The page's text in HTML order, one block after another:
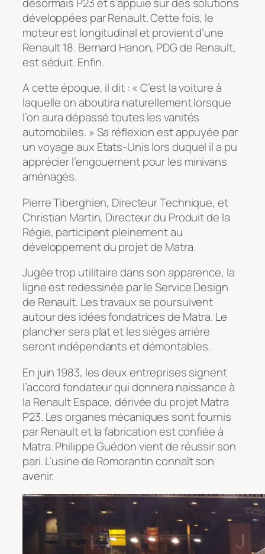
développées par Renault. Cette fois, le
moteur est longitudinal et provient d’une
Renault 18. Bernard Hanon, PDG de Renault,
est séduit. Enfin.
A cette époque, il dit : « C’est la voiture à
laquelle on aboutira naturellement lorsque
l’on aura dépassé toutes les vanités
automobiles. » Sa réflexion est appuyée par
un voyage aux Etats-Unis lors duquel il a pu
apprécier l’engouement pour les minivans
aménagés.
Pierre Tiberghien, Directeur Technique, et
Christian Martin, Directeur du Produit de la
Régie, participent pleinement au
développement du projet de Matra.
Jugée trop utilitaire dans son apparence, la
ligne est redessinée par le Service Design
de Renault. Les travaux se poursuivent
autour des idées fondatrices de Matra. Le
plancher sera plat et les sièges arrière
seront indépendants et démontables.
En juin 1983, les deux entreprises signent
l’accord fondateur qui donnera naissance à
la Renault Espace, dérivée du projet Matra
P23. Les organes mécaniques sont fournis
par Renault et la fabrication est confiée à
Matra. Philippe Guédon vient de réussir son
pari. L’usine de Romorantin connaît son
avenir.